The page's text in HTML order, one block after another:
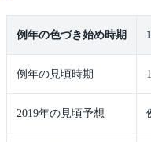
例年の色づき始め時期
例年の見頃時期
2019年の見頃予想